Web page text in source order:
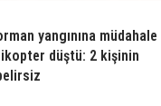
yangınına müdahale
düştü: 2 kişinin